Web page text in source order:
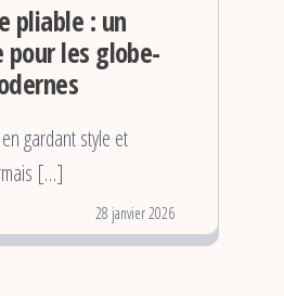
pliable : un
pour les globe-
gardant style et
[…]
28 janvier 2026